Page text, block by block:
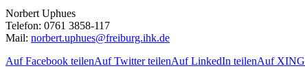
Norbert Uphues
Telefon: 0761 3858-117
Mail: norbert.uphues@freiburg.ihk.de
Auf Facebook teilenAuf Twitter teilenAuf LinkedIn teilenAuf XING